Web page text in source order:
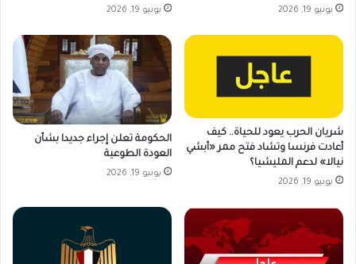
يونيو 19, 2026 يونيو 19, 2026
شريان الحرب يعود للحياة.. كيف
أعادت فرنسا وتشاد فتح ممر «أبشي
نيالا» لدعم المليشيا؟
يونيو 19, 2026
الحكومة تعلن إجراء جديدا بشأن
العودة الطوعية
يونيو 19, 2026